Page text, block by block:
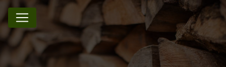
Panneau de gestion des cookies